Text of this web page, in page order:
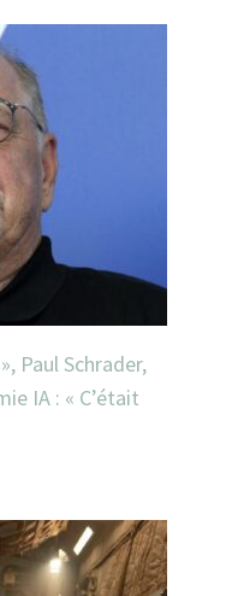
Paul Schrader,
IA : « C’était